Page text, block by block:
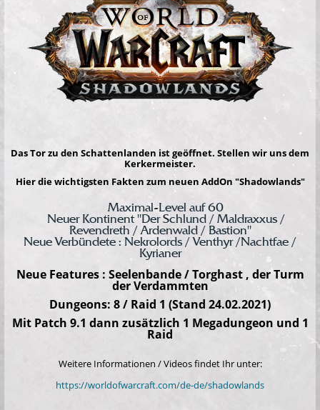
Das Tor zu den Schattenlanden ist geöffnet. Stellen wir uns dem
Kerkermeister.
Hier die wichtigsten Fakten zum neuen AddOn "Shadowlands"
Maximal-Level auf 60
Neuer Kontinent "Der Schlund / Maldraxxus /
Revendreth / Ardenwald / Bastion"
Neue Verbündete : Nekrolords / Venthyr /Nachtfae /
Kyrianer
Neue Features : Seelenbande / Torghast , der Turm
der Verdammten
Dungeons: 8 / Raid 1 (Stand 24.02.2021)
Mit Patch 9.1 dann zusätzlich 1 Megadungeon und 1
Raid
Weitere Informationen / Videos findet Ihr unter:
https://worldofwarcraft.com/de-de/shadowlands